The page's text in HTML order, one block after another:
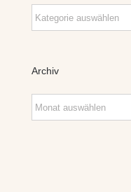
Kategorien
Archiv
Archiv